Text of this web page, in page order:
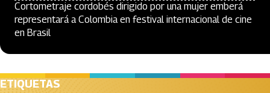
Cortometraje cordobés dirigido por una mujer emberá
representará a Colombia en festival internacional de cine
en Brasil
ETIQUETAS